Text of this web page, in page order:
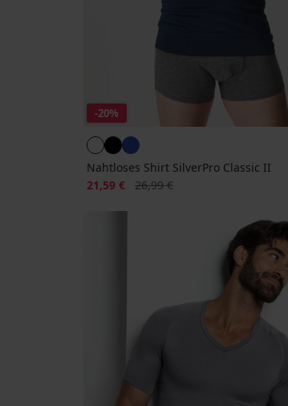
-20%
Nahtloses Shirt SilverPro Classic II
Rabatt
21,59 € Alter Preis
26,99 €